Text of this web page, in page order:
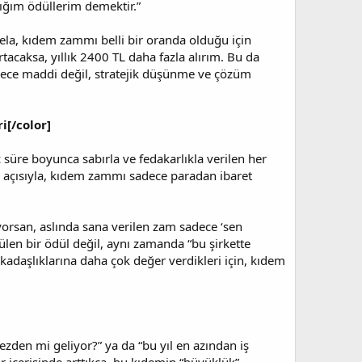
ödüllerim demektir.”
kıdem zammı belli bir oranda olduğu için
yıllık 2400 TL daha fazla alırım. Bu da
maddi değil, stratejik düşünme ve çözüm
color]
süre boyunca sabırla ve fedakarlıkla verilen her
kıdem zammı sadece paradan ibaret
aslında sana verilen zam sadece ‘sen
bir ödül değil, aynı zamanda “bu şirkette
daha çok değer verdikleri için, kıdem
mi geliyor?” ya da “bu yıl en azından iş